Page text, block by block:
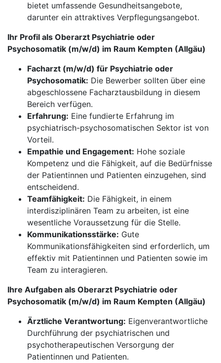
bietet umfassende Gesundheitsangebote,
darunter ein attraktives Verpflegungsangebot.
Ihr Profil als Oberarzt Psychiatrie oder
Psychosomatik (m/w/d) im Raum Kempten (Allgäu)
Facharzt (m/w/d) für Psychiatrie oder
Psychosomatik: Die Bewerber sollten über eine
abgeschlossene Facharztausbildung in diesem
Bereich verfügen.
Erfahrung: Eine fundierte Erfahrung im
psychiatrisch-psychosomatischen Sektor ist von
Vorteil.
Empathie und Engagement: Hohe soziale
Kompetenz und die Fähigkeit, auf die Bedürfnisse
der Patientinnen und Patienten einzugehen, sind
entscheidend.
Teamfähigkeit: Die Fähigkeit, in einem
interdisziplinären Team zu arbeiten, ist eine
wesentliche Voraussetzung für die Stelle.
Kommunikationsstärke: Gute
Kommunikationsfähigkeiten sind erforderlich, um
effektiv mit Patientinnen und Patienten sowie im
Team zu interagieren.
Ihre Aufgaben als Oberarzt Psychiatrie oder
Psychosomatik (m/w/d) im Raum Kempten (Allgäu)
Ärztliche Verantwortung: Eigenverantwortliche
Durchführung der psychiatrischen und
psychotherapeutischen Versorgung der
Patientinnen und Patienten.